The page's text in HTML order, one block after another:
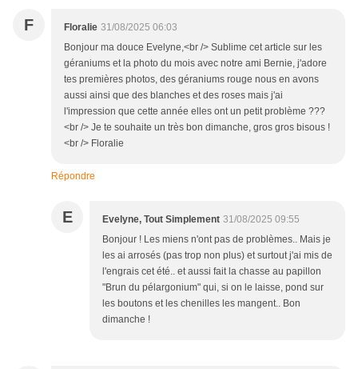
F Floralie 31/08/2025 06:03
Bonjour ma douce Evelyne,<br /> Sublime cet article sur les
géraniums et la photo du mois avec notre ami Bernie, j'adore
tes premières photos, des géraniums rouge nous en avons
aussi ainsi que des blanches et des roses mais j'ai
l'impression que cette année elles ont un petit problème ???
<br /> Je te souhaite un très bon dimanche, gros gros bisous !
<br /> Floralie
Répondre
E Evelyne, Tout Simplement 31/08/2025 09:55
Bonjour ! Les miens n'ont pas de problèmes.. Mais je
les ai arrosés (pas trop non plus) et surtout j'ai mis de
l'engrais cet été.. et aussi fait la chasse au papillon
"Brun du pélargonium" qui, si on le laisse, pond sur
les boutons et les chenilles les mangent.. Bon
dimanche !